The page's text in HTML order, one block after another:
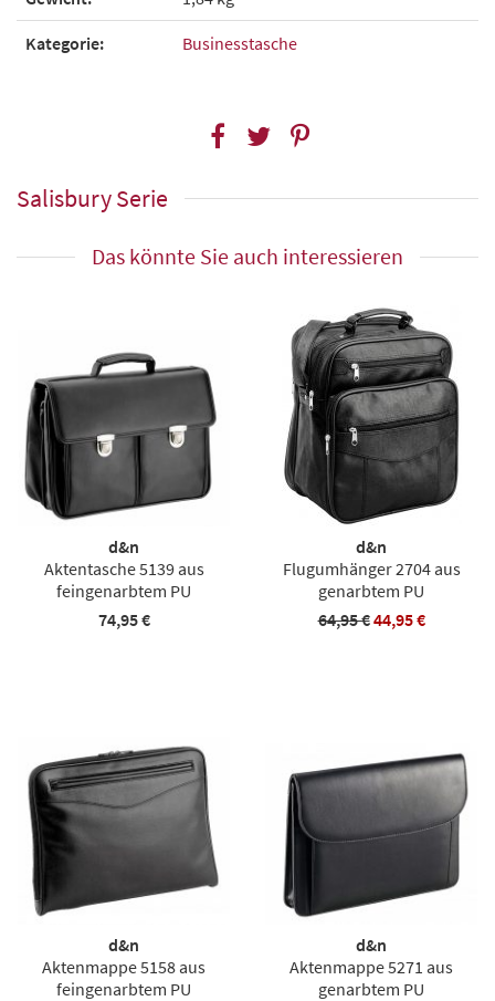
Kategorie: Businesstasche
Salisbury Serie
Das könnte Sie auch interessieren
d&n
Aktentasche 5139 aus
feingenarbtem PU
74,95 €
d&n
Flugumhänger 2704 aus
genarbtem PU
64,95 €44,95 €
d&n
Aktenmappe 5158 aus
feingenarbtem PU
d&n
Aktenmappe 5271 aus
genarbtem PU